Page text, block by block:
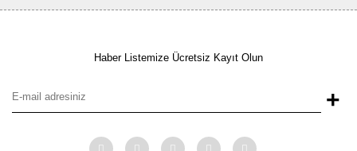
Haber Listemize Ücretsiz Kayıt Olun
+